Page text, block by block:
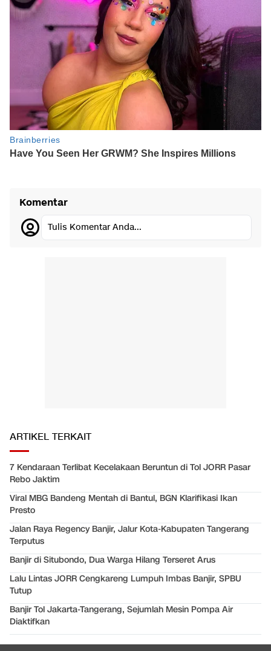
Komentar
Tulis Komentar Anda...
ARTIKEL TERKAIT
7 Kendaraan Terlibat Kecelakaan Beruntun di Tol JORR Pasar
Rebo Jaktim
Viral MBG Bandeng Mentah di Bantul, BGN Klarifikasi Ikan
Presto
Jalan Raya Regency Banjir, Jalur Kota-Kabupaten Tangerang
Terputus
Banjir di Situbondo, Dua Warga Hilang Terseret Arus
Lalu Lintas JORR Cengkareng Lumpuh Imbas Banjir, SPBU
Tutup
Banjir Tol Jakarta-Tangerang, Sejumlah Mesin Pompa Air
Diaktifkan